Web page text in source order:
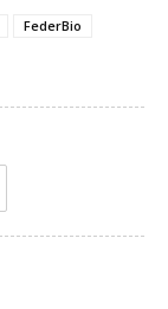
FederBio